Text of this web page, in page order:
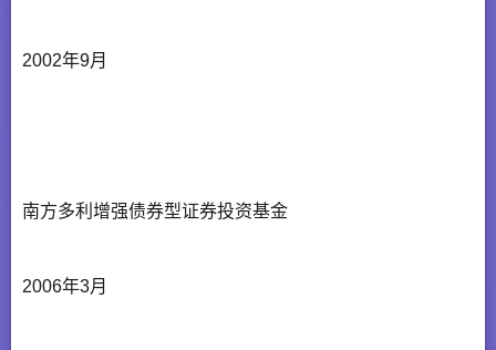
2002年9月
南方多利增强债券型证券投资基金
2006年3月